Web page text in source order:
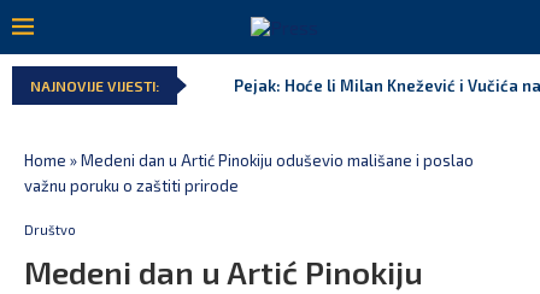
NAJNOVIJE VIJESTI: Pejak: Hoće li Milan Knežević i Vučića
Home »Medeni dan u Artić Pinokiju oduševio mališane i poslao
važnu poruku o zaštiti prirode
Društvo
Medeni dan u Artić Pinokiju